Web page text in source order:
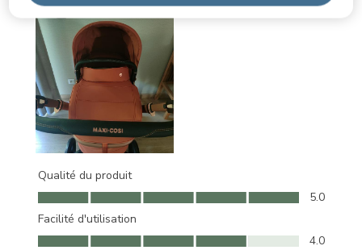
Qualité du produit
Qualité du produit, 5.0 sur 5
5.0
Facilité d'utilisation
Facilité d'utilisation, 4.0 sur 5
4.0